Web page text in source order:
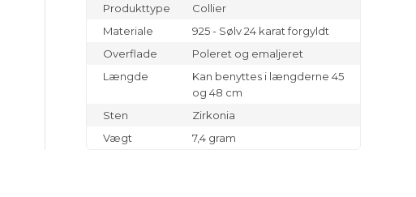
Produkttype
Collier
Materiale
925 - Sølv 24 karat forgyldt
Overflade
Poleret og emaljeret
Længde
Kan benyttes i længderne 45
og 48 cm
Sten
Zirkonia
Vægt
7,4 gram